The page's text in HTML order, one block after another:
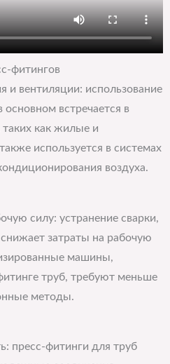
фитингов
и вентиляции: использование
основном встречается в
как жилые и
используется в системах
воздуха.
силу: устранение сварки,
затраты на рабочую
машины,
труб, требуют меньше
методы.
пресс-фитинги для труб